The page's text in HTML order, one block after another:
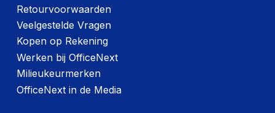
Retourvoorwaarden
Veelgestelde Vragen
Kopen op Rekening
Werken bij OfficeNext
Milieukeurmerken
OfficeNext in de Media